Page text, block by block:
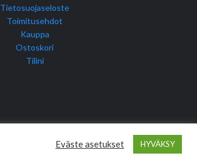
Tietosuojaseloste
Toimitusehdot
Kauppa
Ostoskori
Tilini
Eväste asetukset HYVÄKSY